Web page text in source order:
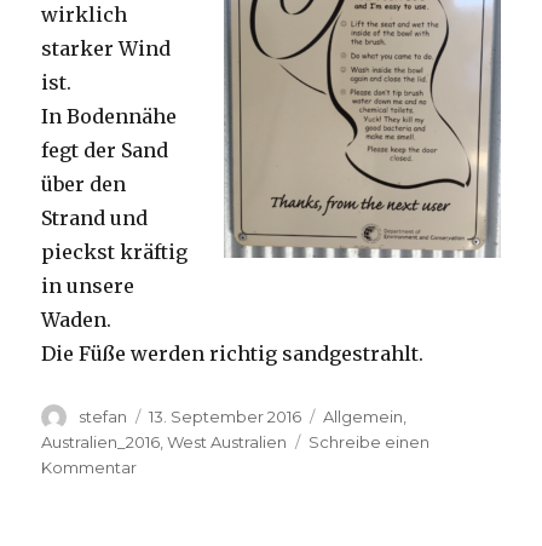
wirklich
starker Wind
ist.
In Bodennähe
fegt der Sand
über den
Strand und
pieckst kräftig
in unsere
Waden.
Die Füße werden richtig sandgestrahlt.
Autor
stefan
Veröffentlicht
am
13. September 2016 Kategorien
Allgemein
Australien_2016 ,West Australien
Schreibe einen
Kommentarzu